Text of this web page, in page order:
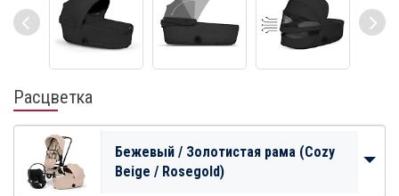
Расцветка
Бежевый / Золотистая рама (Cozy
Beige / Rosegold)